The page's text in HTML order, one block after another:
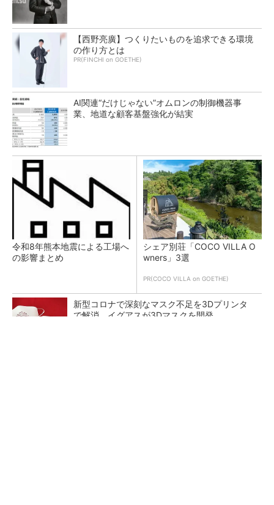
【西野亮廣】つくりたいものを追求できる環境
の作り方とは
PR(FINCHI on GOETHE)
AI関連“だけじゃない”オムロンの制御機器事
業、地道な顧客基盤強化が結実
令和8年熊本地震による工場へ
の影響まとめ
シェア別荘「COCO VILLA O
wners」3選
PR(COCO VILLA on GOETHE)
新型コロナで深刻なマスク不足を3Dプリンタ
で解消、イグアスが3Dマスクを開発